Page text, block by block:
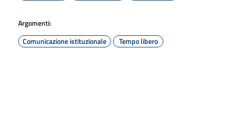
Argomenti:
Comunicazione istituzionale
Tempo libero